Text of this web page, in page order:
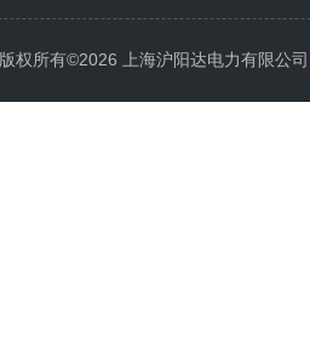
版权所有©2026 上海沪阳达电力有限公